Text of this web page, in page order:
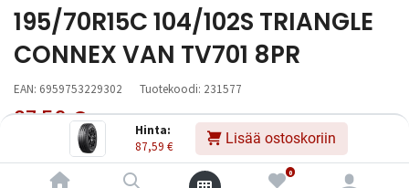
Hinta:
87,59 € Lisää ostoskoriin
0
195/70R15C 104/102S TRIANGLE
CONNEX VAN TV701 8PR
EAN: 6959753229302 Tuotekoodi: 231577
87,59€ Sisältää ALV:n/ kpl
Toimittajilla (kotimaa):
Saatavilla